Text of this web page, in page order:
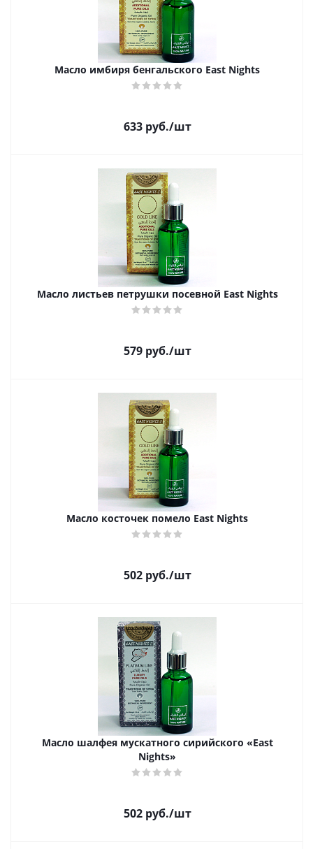
Масло имбиря бенгальского East Nights
633руб./шт
Масло листьев петрушки посевной East Nights
579руб./шт
Масло косточек помело East Nights
502руб./шт
Масло шалфея мускатного сирийского «East
Nights»
502руб./шт